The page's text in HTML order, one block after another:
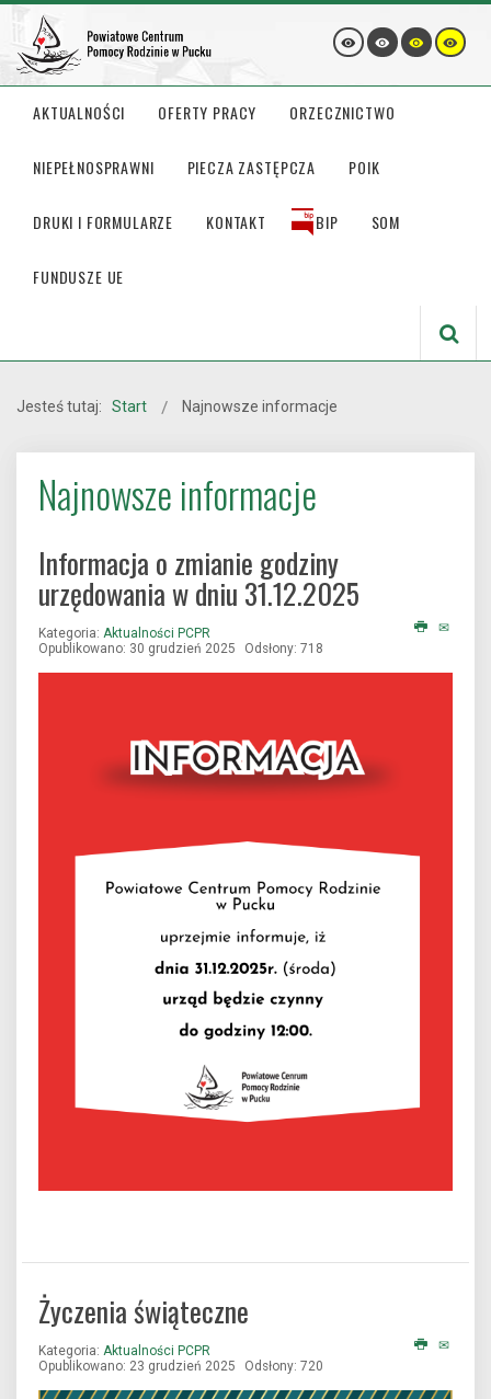
AKTUALNOŚCI OFERTY PRACY ORZECZNICTWO
NIEPEŁNOSPRAWNI PIECZA ZASTĘPCZA POIK
DRUKI I FORMULARZE KONTAKT BIP SOM
FUNDUSZE UE
Jesteś tutaj: Start Najnowsze informacje
Najnowsze informacje
Informacja o zmianie godziny
urzędowania w dniu 31.12.2025
Kategoria: Aktualności PCPR
Opublikowano: 30 grudzień 2025
Odsłony: 718
Życzenia świąteczne
Kategoria: Aktualności PCPR
Opublikowano: 23 grudzień 2025
Odsłony: 720